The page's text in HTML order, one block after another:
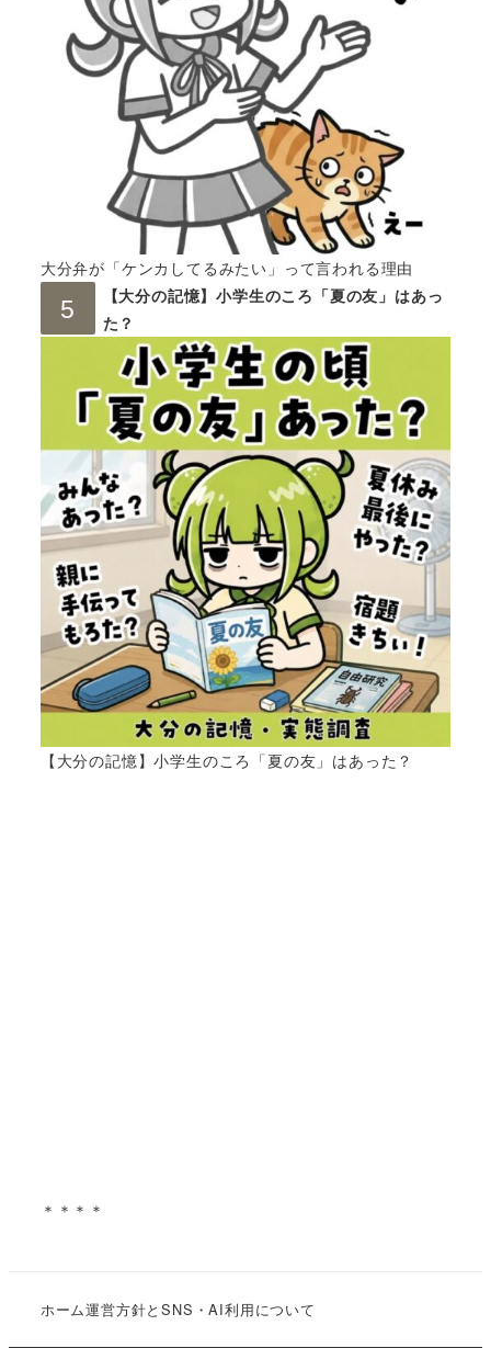
大分弁が「ケンカしてるみたい」って言われる理由
【大分の記憶】小学生のころ「夏の友」はあっ
た？
【大分の記憶】小学生のころ「夏の友」はあった？
＊＊＊＊
ホーム運営方針とSNS・AI利用について